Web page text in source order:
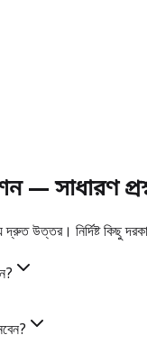
সাধারণ
নির্দিষ্ট কিছু